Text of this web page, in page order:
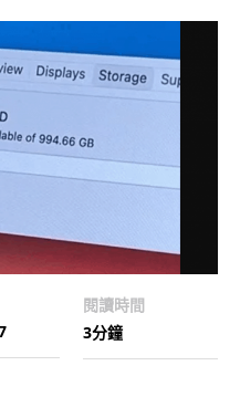
閱讀時間
3分鐘